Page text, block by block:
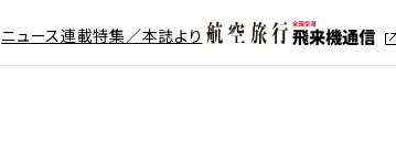
ニュース連載特集／本誌より